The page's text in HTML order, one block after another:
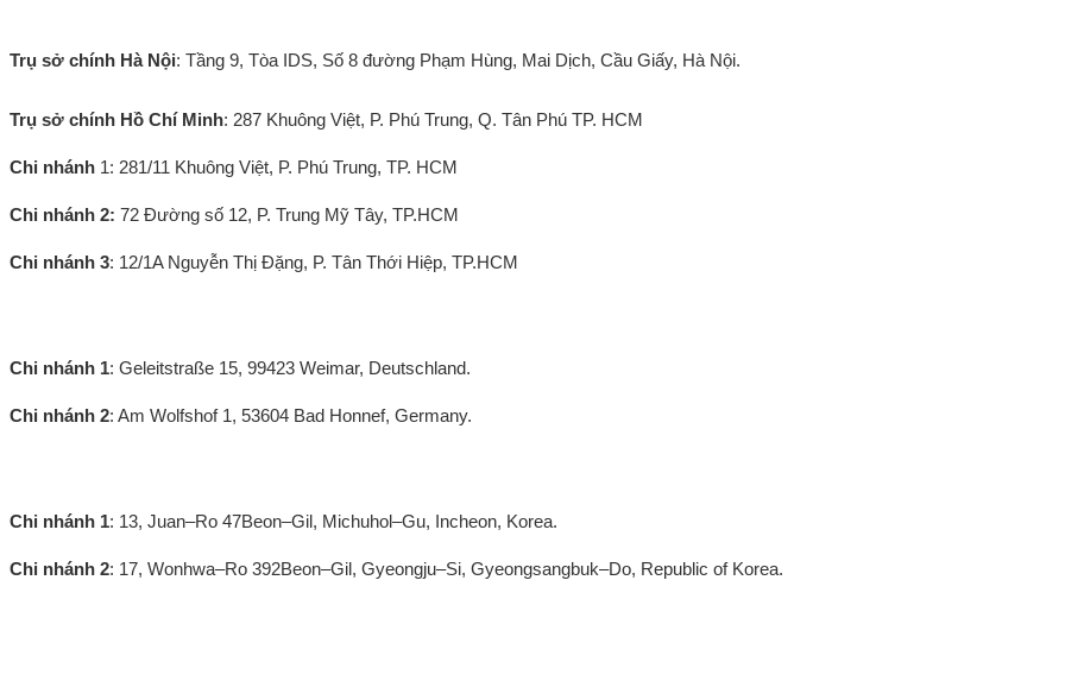
Trụ sở chính Hà Nội: Tầng 9, Tòa IDS, Số 8 đường Phạm Hùng, Mai Dịch, Cầu Giấy, Hà Nội.
Trụ sở chính Hồ Chí Minh: 287 Khuông Việt, P. Phú Trung, Q. Tân Phú TP. HCM
Chi nhánh 1: 281/11 Khuông Việt, P. Phú Trung, TP. HCM
Chi nhánh 2: 72 Đường số 12, P. Trung Mỹ Tây, TP.HCM
Chi nhánh 3: 12/1A Nguyễn Thị Đặng, P. Tân Thới Hiệp, TP.HCM
Chi nhánh 1: Geleitstraße 15, 99423 Weimar, Deutschland.
Chi nhánh 2: Am Wolfshof 1, 53604 Bad Honnef, Germany.
Chi nhánh 1: 13, Juan–Ro 47Beon–Gil, Michuhol–Gu, Incheon, Korea.
Chi nhánh 2: 17, Wonhwa–Ro 392Beon–Gil, Gyeongju–Si, Gyeongsangbuk–Do, Republic of Korea.